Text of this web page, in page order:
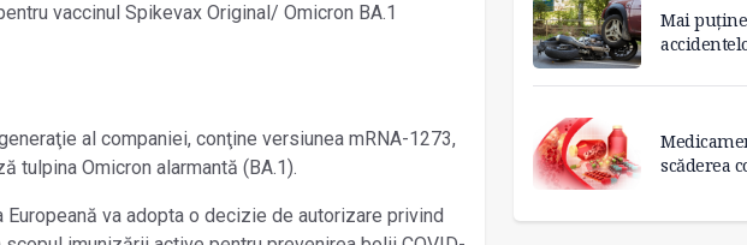
vaccinul Spikevax Original/ Omicron BA.1
al companiei, conţine versiunea mRNA-1273,
tulpina Omicron alarmantă (BA.1).
va adopta o decizie de autorizare privind
Mai puține
scăderea